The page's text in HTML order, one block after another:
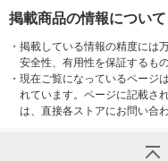
掲載商品の情報について
・ 掲載している情報の精度には
安全性、有用性を保証するも
・ 現在ご覧になっているページ
れています。ページに記載さ
は、直接各ストアにお問い合